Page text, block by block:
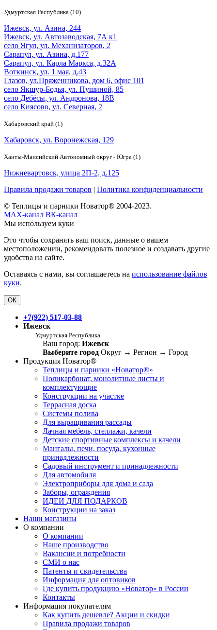
Удмуртская Республика (10)
Ижевск, ул. Азина, 244
Ижевск, ул. Автозаводская, 7А к1
село Ягул, ул. Механизаторов, 2
Сарапул, ул. Азина, д.177
Сарапул, ул. Карла Маркса, д.32А
Воткинск, ул. 1 мая, д.43
Глазов, ул.Пряженникова, дом 6, офис 101
село Якшур-Бодья, ул. Пушиной, 85
село Дебёсы, ул. Андронова, 18В
село Киясово, ул. Северная, 2
Хабаровский край (1)
Хабаровск, ул. Воронежская, 129
Ханты-Мансийский Автономный округ - Югра (1)
Нижневартовск, улица 2П-2, д.125
Правила продажи товаров | Политика конфиденциальности
© Теплицы и парники Новатор® 2004-2023.
MAX-канал ВК-канал
Мы используем куки
Это чтобы сохранять ваш поиск, данные о вашем
местоположении, рекомендовать полезное и создавать другие
удобства на сайте.
Оставаясь с нами, вы соглашаетесь на использование файлов
куки.
ОК
+7(922) 517-03-88
Ижевск
Удмуртская Республика
Ваш город: Ижевск
Выберите город Округ → Регион → Город
Продукция Новатор®
Теплицы и парники «Новатор®»
Поликарбонат, монолитные листы и
комплектующие
Конструкции на участке
Террасная доска
Системы полива
Для выращивания рассады
Дачная мебель, стеллажи, качели
Детские спортивные комплексы и качели
Мангалы, печи, посуда, кухонные
принадлежности
Садовый инструмент и принадлежности
Для автомобиля
Электроприборы для дома и сада
Заборы, ограждения
ИДЕИ ДЛЯ ПОДАРКОВ
Конструкции на заказ
Наши магазины
О компании
О компании
Наше производство
Вакансии и потребности
СМИ о нас
Патенты и свидетельства
Информация для оптовиков
Где купить продукцию «Новатор» в России
Контакты
Информация покупателям
Как купить дешевле? Акции и скидки
Правила продажи товаров